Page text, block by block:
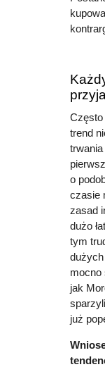
trend
o
czasie
zasad
dużo
tym
mocno
jak
już